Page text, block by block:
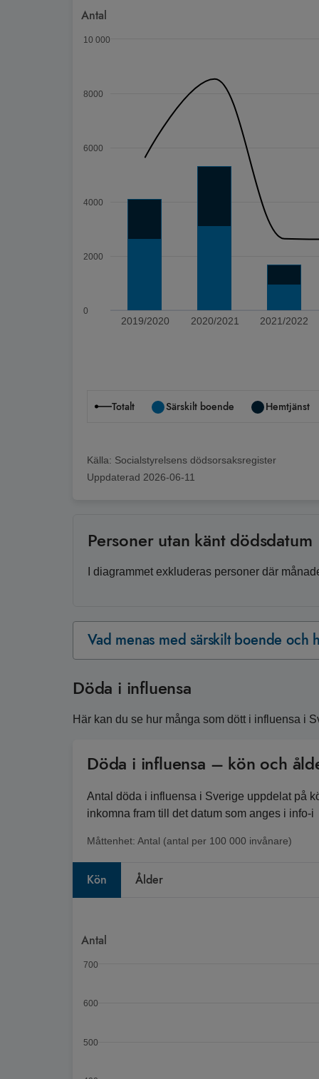
Diagram
Diagram med 44 serier.
2019/2020 2020/2021 2021/2022
0
2000
4000
6000
8000
10 000
Antal
Totalt Särskilt boende Hemtjänst
Källa: Socialstyrelsens dödsorsaksregister
Uppdaterad 2026-06-11
Personer utan känt dödsdatum
I diagrammet exkluderas personer där
Vad menas med särskilt boende och
Döda i influensa
Här kan du se hur många som dött i influensa i
Döda i influensa – kön och
Antal döda i influensa i Sverige uppdelat på
inkomna fram till det datum som anges i info-i
Måttenhet: Antal (antal per 100 000 invånare)
Kön Ålder
Diagram
Stapeldiagram med 2 serier.
500
600
700
Antal